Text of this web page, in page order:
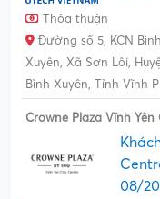
Thỏa thuận
Đường số 5, KCN Bình
Xuyên, Xã Sơn Lôi,
Bình Xuyên, Tỉnh Vĩnh
Crowne Plaza Vĩnh Yên
08/